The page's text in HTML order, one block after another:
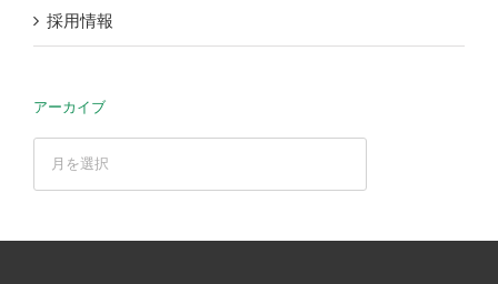
採用情報
アーカイブ